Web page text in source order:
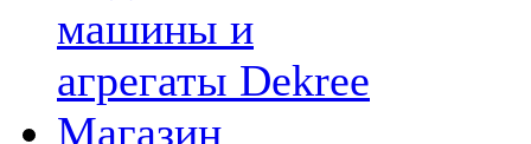
машины и
агрегаты Dekree
Магазин